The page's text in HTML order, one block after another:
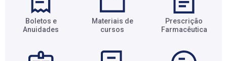
Boletos e
Anuidades​
Materiais de
cursos​
Prescrição
Farmacêutica​